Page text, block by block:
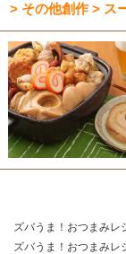
> その他創作 > ス
ズバうま！おつまみレ
ズバうま！おつまみレ